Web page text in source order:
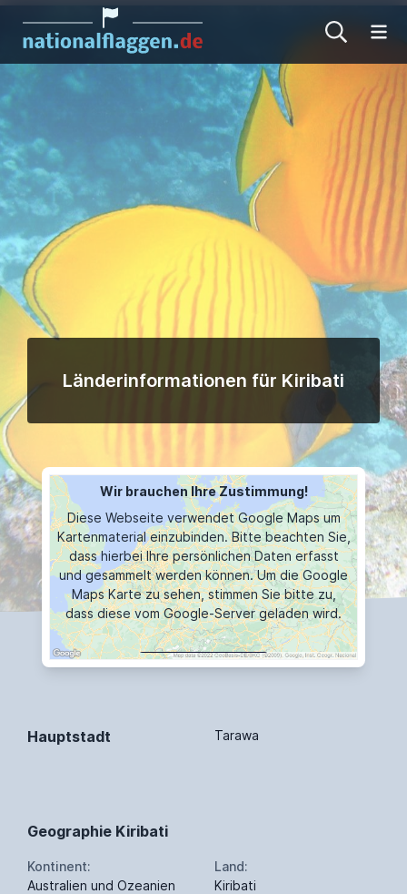
Länderinformationen für Kiribati
Wir brauchen Ihre Zustimmung!
Diese Webseite verwendet Google Maps um
Kartenmaterial einzubinden. Bitte beachten Sie,
dass hierbei Ihre persönlichen Daten erfasst
und gesammelt werden können. Um die Google
Maps Karte zu sehen, stimmen Sie bitte zu,
dass diese vom Google-Server geladen wird.
MAP ANZEIGEN
Hauptstadt Tarawa
Geographie Kiribati
Kontinent:
Australien und Ozeanien
Land:
Kiribati